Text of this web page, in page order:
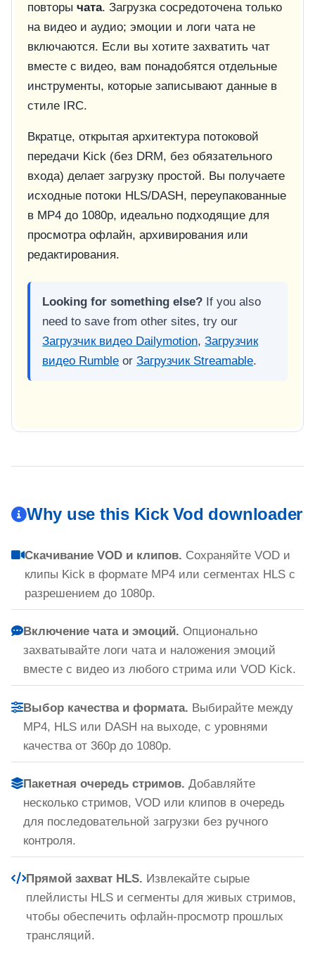
повторы чата. Загрузка сосредоточена только
на видео и аудио; эмоции и логи чата не
включаются. Если вы хотите захватить чат
вместе с видео, вам понадобятся отдельные
инструменты, которые записывают данные в
стиле IRC.
Вкратце, открытая архитектура потоковой
передачи Kick (без DRM, без обязательного
входа) делает загрузку простой. Вы получаете
исходные потоки HLS/DASH, переупакованные
в MP4 до 1080p, идеально подходящие для
просмотра офлайн, архивирования или
редактирования.
Looking for something else? If you also
need to save from other sites, try our
Загрузчик видео Dailymotion,Загрузчик
видео Rumble orЗагрузчик Streamable.
Why use this Kick Vod downloader
Скачивание VOD и клипов. Сохраняйте VOD и
клипы Kick в формате MP4 или сегментах HLS с
разрешением до 1080p.
Включение чата и эмоций. Опционально
захватывайте логи чата и наложения эмоций
вместе с видео из любого стрима или VOD Kick.
Выбор качества и формата. Выбирайте между
MP4, HLS или DASH на выходе, с уровнями
качества от 360p до 1080p.
Пакетная очередь стримов. Добавляйте
несколько стримов, VOD или клипов в очередь
для последовательной загрузки без ручного
контроля.
Прямой захват HLS. Извлекайте сырые
плейлисты HLS и сегменты для живых стримов,
чтобы обеспечить офлайн-просмотр прошлых
трансляций.